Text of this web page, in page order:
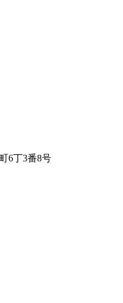
6丁3番8号